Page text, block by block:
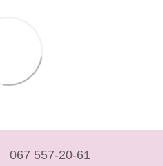
067 557-20-61